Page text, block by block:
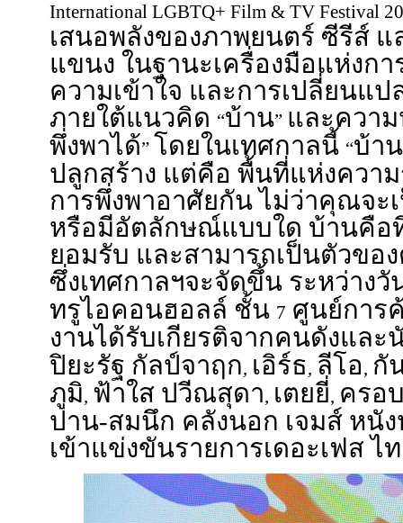
International LGBTQ+ Film & TV Festival
เสนอพลังของภาพยนตร์ ซีรีส์
แขนง ในฐานะเครื่องมือแห่งกา
ความเข้าใจ และการเปลี่ยนแป
ภายใต้แนวคิด “บ้าน” และควา
พึ่งพาได้” โดยในเทศกาลนี้ “บ้าน
ปลูกสร้าง แต่คือ พื้นที่แห่งความ
การพึ่งพาอาศัยกัน ไม่ว่าคุณจะ
หรือมีอัตลักษณ์แบบใด บ้านคือ
ยอมรับ และสามารถเป็นตัวของ
ซึ่งเทศกาลฯจะจัดขึ้น ระหว่าง
ทรูไอคอนฮอลล์ ชั้น 7 ศูนย์การ
งานได้รับเกียรติจากคนดังแล
ปิยะรัฐ กัลป์จาฤก, เอิร์ธ, ลีโอ, กั
ภูมิ, ฟ้าใส ปวีณสุดา, เตยยี่, ครอ
ปาน-สมนึก คลังนอก เจมส์ หนัง
เข้าแข่งขันรายการเดอะเฟส